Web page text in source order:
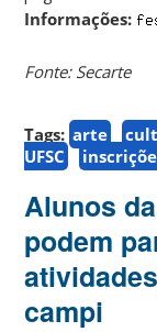
Informações:
Fonte: Secarte
Tags: arte
UFSC
Alunos
podem
campi